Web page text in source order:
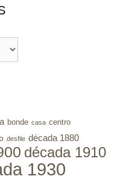
bonde casa centro
desfile década 1880
década 1910
1930